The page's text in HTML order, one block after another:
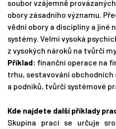
soubor vzájemně
obory zásadního významu.
vědní obory a disciplíny a jiné
systémy. Velmi vysoká
z vysokých nároků na tvůrčí
Příklad: finanční operace na
trhu, sestavování
a podniků, tvůrčí systémové
Kde najdete další příklady
Skupina prací se určuje